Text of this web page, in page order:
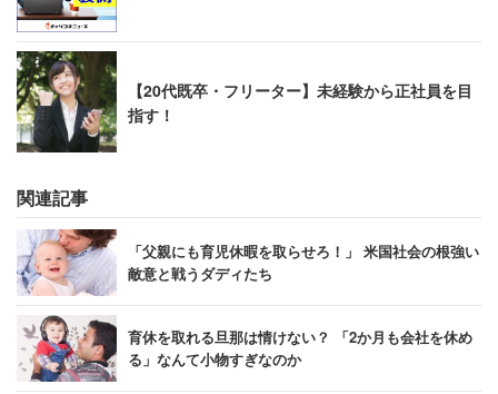
「これが保守反動の与党議員でなくリベラル政党の
しかも女性有力議員の発言というのが呆れ返る。要
は与党を攻撃できれば理念も定見もないのが民主党
の本質であるということだ」
蓮舫議員は民主党政権時代に少子化対策担当大臣も経験。
それだけに、今回の育休を否定する発言への失望感は大き
いようだ。育休を「優雅」とする表現に対しても「優雅じ
ゃなくて、当然の権利だと思うが。こういう管理職のせい
でマタハラが起こるんだよ」といった批判が出ていた。
【20代既卒・フリーター】未経験から正社員を目
指す！
関連記事
「父親にも育児休暇を取らせろ！」 米国社会の根強い
敵意と戦うダディたち
育休を取れる旦那は情けない？ 「2か月も会社を休め
る」なんて小物すぎなのか